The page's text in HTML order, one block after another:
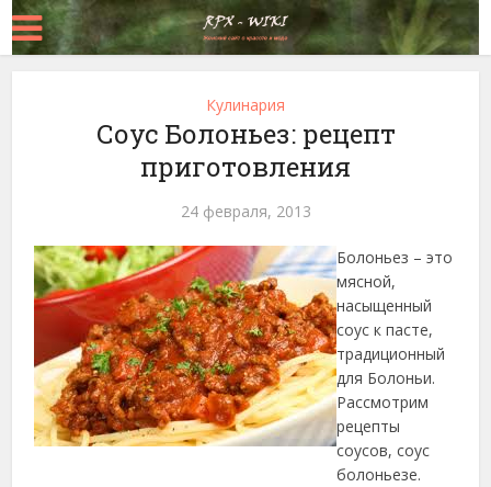
Кулинария
Соус Болоньез: рецепт
приготовления
24 февраля, 2013
Болоньез – это
мясной,
насыщенный
соус к пасте,
традиционный
для Болоньи.
Рассмотрим
рецепты
соусов, соус
болоньезе.